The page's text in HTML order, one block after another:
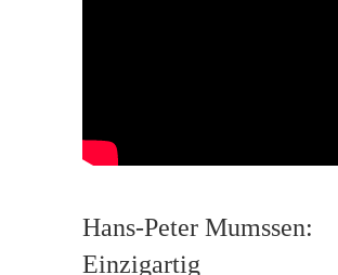
Hans-Peter Mumssen:
Einzigartig